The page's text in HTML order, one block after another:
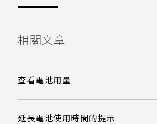
相關文章
查看電池用量
延長電池使用時間的提示